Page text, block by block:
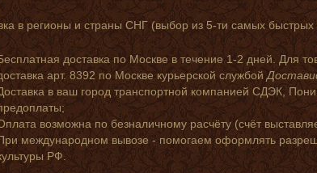
в регионы и страны СНГ (выбор из 5-ти самых быстрых
доставка по Москве в течение 1-2 дней. Для
арт. 8392 по Москве курьерской службой
в ваш город транспортной компанией СДЭК,
возможна по безналичному расчёту (счёт
международном вывозе - помогаем оформлять
РФ.